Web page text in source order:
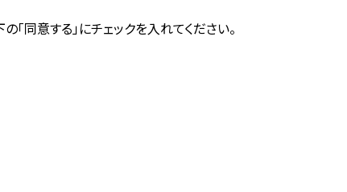
「同意する」にチェックを入れてください。